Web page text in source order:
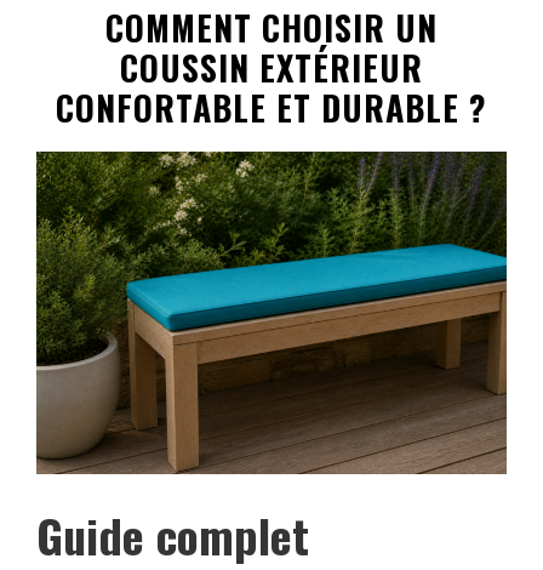
COMMENT CHOISIR UN
COUSSIN EXTÉRIEUR
CONFORTABLE ET DURABLE ?
Guide complet